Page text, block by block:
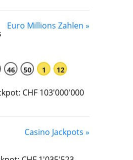
Euro Millions Zahlen »
46 50 1 12
CHF 103'000'000
Casino Jackpots »